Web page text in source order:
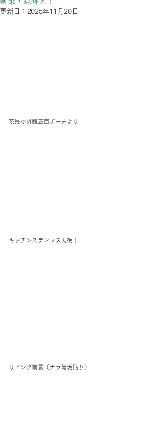
更新日： 2025年11月20日
夜景の外観正面ポーチより
キッチンステンレス天板！
リビング前景（ナラ無垢貼り）